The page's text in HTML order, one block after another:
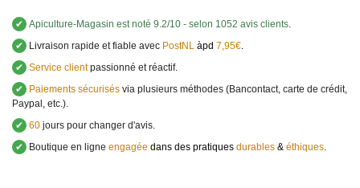
✔ Apiculture-Magasin est noté 9.2/10 - selon 1052 avis clients.
✔
Livraison rapide et fiable avec PostNL àpd 7,95€.
✔ Service clientpassionné et réactif.
✔
Paiements sécurisés via plusieurs méthodes (Bancontact, carte de crédit,
Paypal, etc.).
✔ 60 jours pour changer d'avis.
✔
Boutique en ligne engagée dans des pratiques durables & éthiques.